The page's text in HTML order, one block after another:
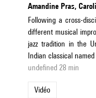
Amandine Pras,
Following a cross-
different musical
jazz tradition in the
Indian classical
undefined 28 min
Vidéo